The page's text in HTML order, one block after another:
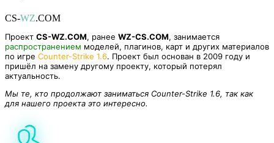
CS-WZ.COM
Проект CS-WZ.COM, ранее WZ-CS.COM, занимается
распространением моделей, плагинов, карт и других материалов
по игре Counter-Strike 1.6. Проект был основан в 2009 году и
пришёл на замену другому проекту, который потерял
актуальность.
Мы те, кто продолжают заниматься Counter-Strike 1.6, так как
для нашего проекта это интересно.